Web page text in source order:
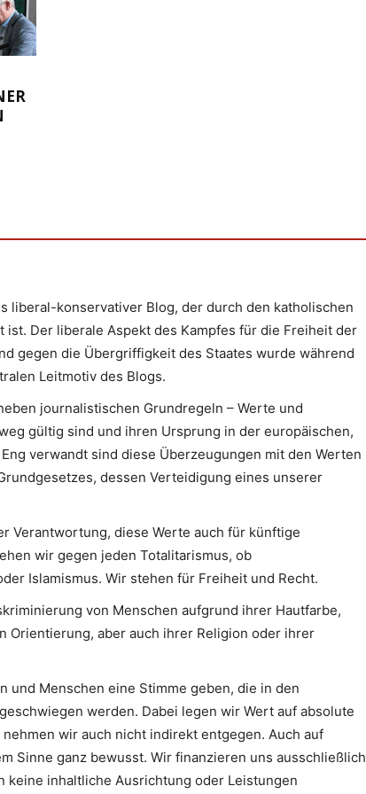
I
liberal-konservativer Blog, der durch den katholischen
Der liberale Aspekt des Kampfes für die Freiheit der
gegen die Übergriffigkeit des Staates wurde während
Leitmotiv des Blogs.
journalistischen Grundregeln – Werte und
gültig sind und ihren Ursprung in der europäischen,
verwandt sind diese Überzeugungen mit den Werten
dessen Verteidigung eines unserer
Verantwortung, diese Werte auch für künftige
wir gegen jeden Totalitarismus, ob
Islamismus. Wir stehen für Freiheit und Recht.
von Menschen aufgrund ihrer Hautfarbe,
Orientierung, aber auch ihrer Religion oder ihrer
und Menschen eine Stimme geben, die in den
werden. Dabei legen wir Wert auf absolute
wir auch nicht indirekt entgegen. Auch auf
Sinne ganz bewusst. Wir finanzieren uns ausschließlich
inhaltliche Ausrichtung oder Leistungen